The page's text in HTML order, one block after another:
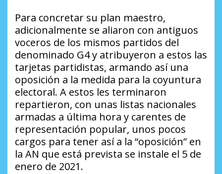
Para concretar su plan maestro,
adicionalmente se aliaron con antiguos
voceros de los mismos partidos del
denominado G4 y atribuyeron a estos las
tarjetas partidistas, armando así una
oposición a la medida para la coyuntura
electoral. A estos les terminaron
repartieron, con unas listas nacionales
armadas a última hora y carentes de
representación popular, unos pocos
cargos para tener así a la “oposición” en
la AN que está prevista se instale el 5 de
enero de 2021.